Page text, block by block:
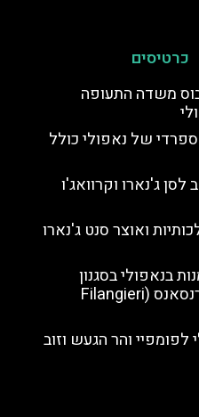
כרטיסים
משדה התעופה
של נאפולי כולל
ג'נארו וקרוואג'ו
ואוצר סנט ג'נארו
בנאפולי בסגנון
אדריכלות הרנסאנס (Filangieri
לפומפיי והר הגעש וזוב